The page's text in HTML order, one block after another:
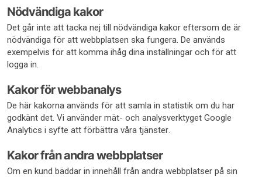
Nödvändiga kakor
Det går inte att tacka nej till nödvändiga kakor eftersom de är
nödvändiga för att webbplatsen ska fungera. De används
exempelvis för att komma ihåg dina inställningar och för att
logga in.
Kakor för webbanalys
De här kakorna används för att samla in statistik om du har
godkänt det. Vi använder mät- och analysverktyget Google
Analytics i syfte att förbättra våra tjänster.
Kakor från andra webbplatser
Om en kund bäddar in innehåll från andra webbplatser på sin